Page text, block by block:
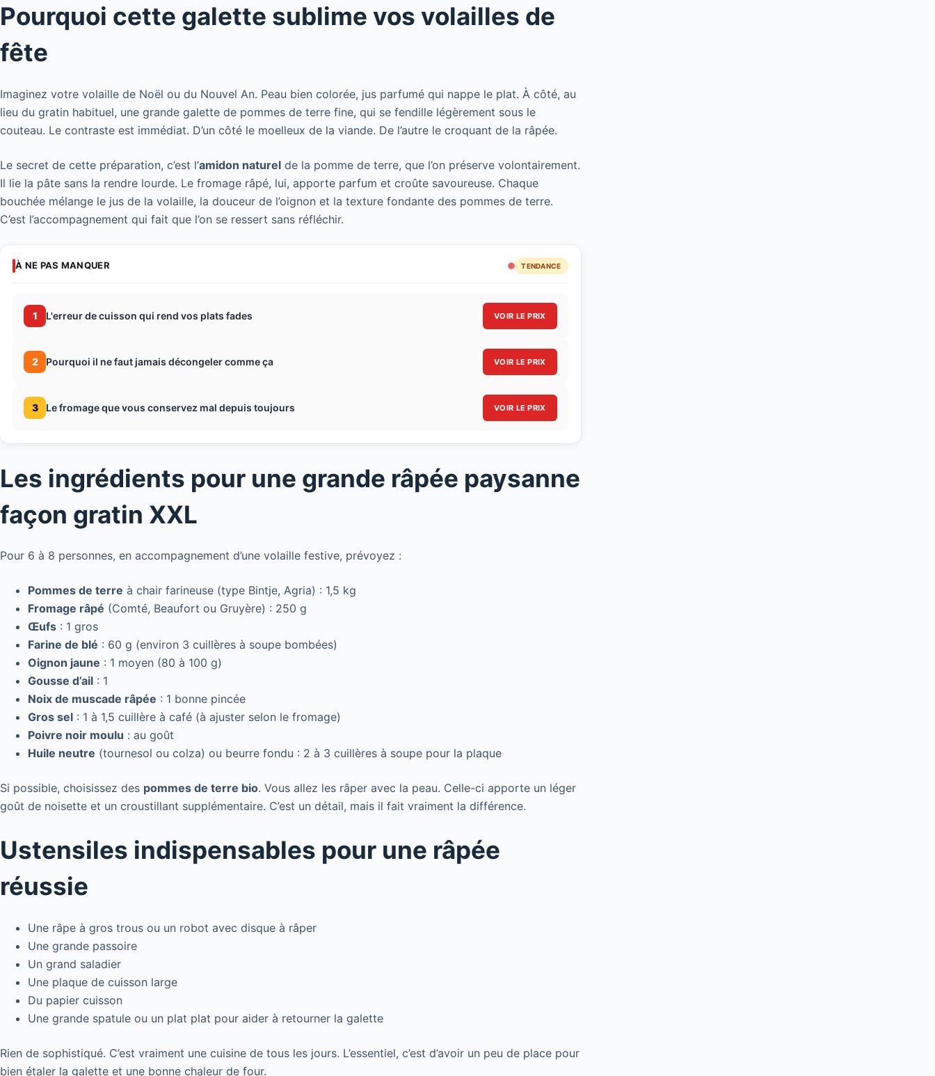
Pourquoi cette galette sublime vos volailles de
fête
Imaginez votre volaille de Noël ou du Nouvel An. Peau bien colorée, jus parfumé qui nappe le plat. À côté, au
lieu du gratin habituel, une grande galette de pommes de terre fine, qui se fendille légèrement sous le
couteau. Le contraste est immédiat. D’un côté le moelleux de la viande. De l’autre le croquant de la râpée.
Le secret de cette préparation, c’est l’amidon naturel de la pomme de terre, que l’on préserve volontairement.
Il lie la pâte sans la rendre lourde. Le fromage râpé, lui, apporte parfum et croûte savoureuse. Chaque
bouchée mélange le jus de la volaille, la douceur de l’oignon et la texture fondante des pommes de terre.
C’est l’accompagnement qui fait que l’on se ressert sans réfléchir.
À NE PAS MANQUER TENDANCE
1 L'erreur de cuisson qui rend vos plats fades VOIR LE PRIX
2 Pourquoi il ne faut jamais décongeler comme ça VOIR LE PRIX
3 Le fromage que vous conservez mal depuis toujours VOIR LE PRIX
Les ingrédients pour une grande râpée paysanne
façon gratin XXL
Pour 6 à 8 personnes, en accompagnement d’une volaille festive, prévoyez :
Pommes de terre à chair farineuse (type Bintje, Agria) : 1,5 kg
Fromage râpé (Comté, Beaufort ou Gruyère) : 250 g
Œufs : 1 gros
Farine de blé : 60 g (environ 3 cuillères à soupe bombées)
Oignon jaune : 1 moyen (80 à 100 g)
Gousse d’ail : 1
Noix de muscade râpée : 1 bonne pincée
Gros sel : 1 à 1,5 cuillère à café (à ajuster selon le fromage)
Poivre noir moulu : au goût
Huile neutre (tournesol ou colza) ou beurre fondu : 2 à 3 cuillères à soupe pour la plaque
Si possible, choisissez des pommes de terre bio. Vous allez les râper avec la peau. Celle-ci apporte un léger
goût de noisette et un croustillant supplémentaire. C’est un détail, mais il fait vraiment la différence.
Ustensiles indispensables pour une râpée
réussie
Une râpe à gros trous ou un robot avec disque à râper
Une grande passoire
Un grand saladier
Une plaque de cuisson large
Du papier cuisson
Une grande spatule ou un plat plat pour aider à retourner la galette
Rien de sophistiqué. C’est vraiment une cuisine de tous les jours. L’essentiel, c’est d’avoir un peu de place pour
bien étaler la galette et une bonne chaleur de four.